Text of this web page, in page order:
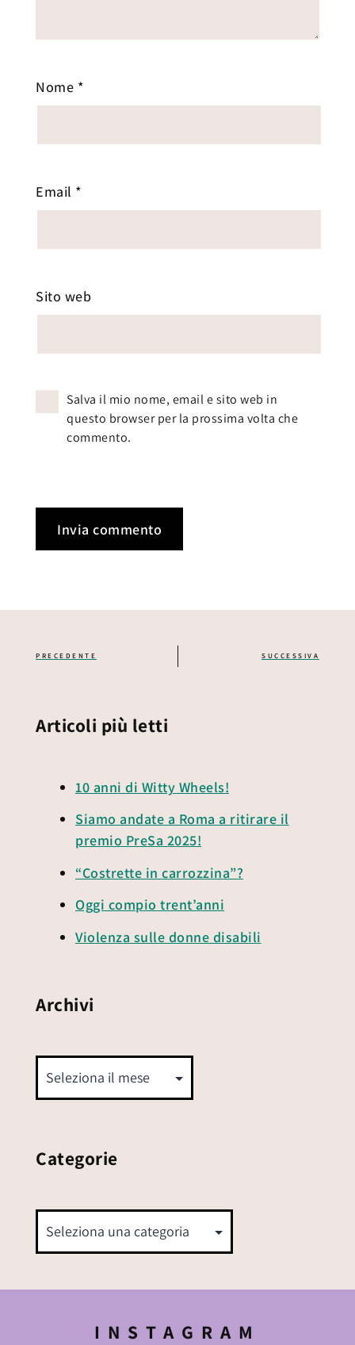
Nome *
Email *
Sito web
Salva il mio nome, email e sito web in
questo browser per la prossima volta che
commento.
PRECEDENTE SUCCESSIVA
Articoli più letti
10 anni di Witty Wheels!
Siamo andate a Roma a ritirare il
premio PreSa 2025!
“Costrette in carrozzina”?
Oggi compio trent’anni
Violenza sulle donne disabili
Archivi
Categorie
INSTAGRAM